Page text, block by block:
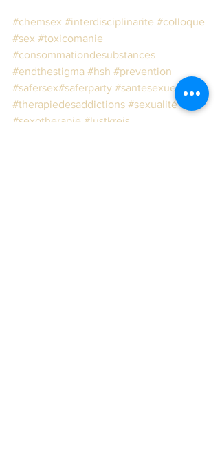
#chemsex #interdisciplinarite #colloque
#sex #toxicomanie
#consommationdesubstances
#endthestigma #hsh #prevention
#safersex#saferparty #santesexuelle
#therapiedesaddictions #sexualité
#sexotherapie #lustkreis